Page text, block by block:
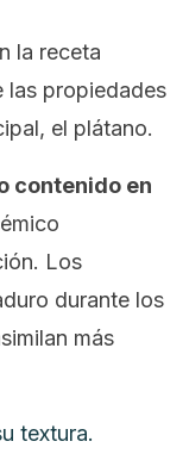
la receta
las propiedades
el plátano.
contenido en
Los
durante los
más
textura.